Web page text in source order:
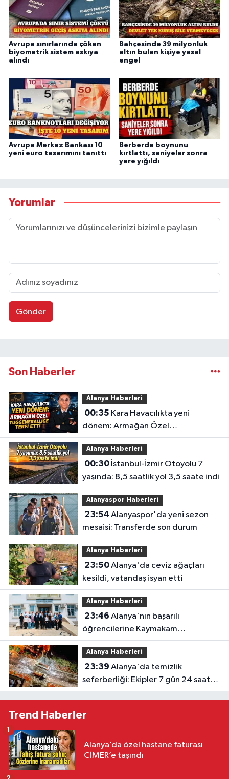
Avrupa sınırlarında çöken
biyometrik sistem askıya
alındı
Bahçesinde 39 milyonluk
altın bulan kişiye yasal
engel
Avrupa Merkez Bankası 10
yeni euro tasarımını tanıttı
Berberde boynunu
kırtlattı, saniyeler sonra
yere yığıldı
Yorumlar
Gönder
Son Haberler
Alanya Haberleri
00:35
dönem: Armağan Özel
Tuğgeneralliğe terfi etti
Alanya Haberleri
00:30İstanbul-İzmir Otoyolu 7
yaşında: 8,5 saatlik yol 3,5 saate indi
Alanyaspor Haberleri
23:54
mesaisi: Transferde son durum
Alanya Haberleri
23:50Alanya'da ceviz ağaçları
kesildi, vatandaş isyan etti
Alanya Haberleri
23:46
öğrencilerine Kaymakam
Öztürk'ten tebrik
Alanya Haberleri
23:39
seferberliği: Ekipler 7 gün 24 saat
sahada
Trend Haberler
Alanya’da özel hastane faturası
CİMER’e taşındı
1